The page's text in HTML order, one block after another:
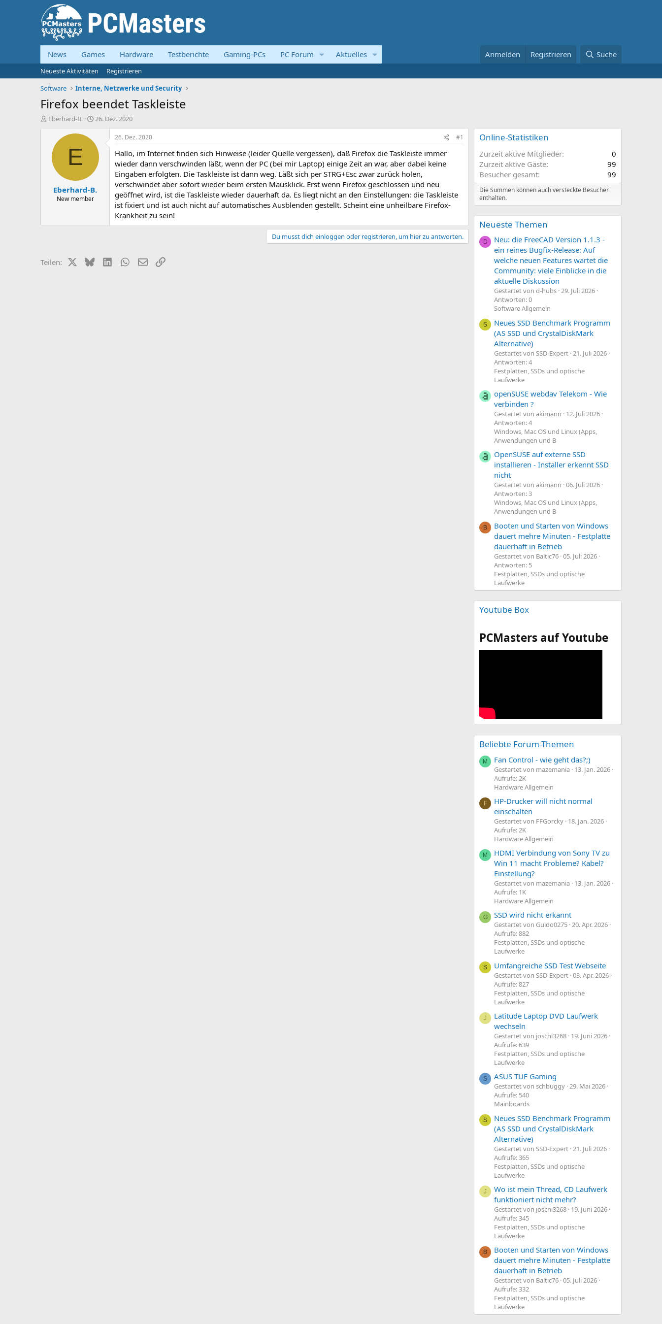
News Games Hardware Testberichte Gaming-PCs PC Forum Aktuelles Anmelden Registrieren Suche
Neueste Aktivitäten
Registrieren
Software
Interne, Netzwerke und Security
Firefox beendet Taskleiste
E
Eberhard-B.
E
t
l
a
26. Dez. 2020
E
Eberhard-B.
New member
26. Dez. 2020 #1
Hallo, im Internet finden sich Hinweise (leider Quelle vergessen), daß Firefox die Taskleiste immer
wieder dann verschwinden läßt, wenn der PC (bei mir Laptop) einige Zeit an war, aber dabei keine
Eingaben erfolgten. Die Taskleiste ist dann weg. Läßt sich per STRG+Esc zwar zurück holen,
verschwindet aber sofort wieder beim ersten Mausklick. Erst wenn Firefox geschlossen und neu
geöffnet wird, ist die Taskleiste wieder dauerhaft da. Es liegt nicht an den Einstellungen: die Taskleiste
ist fixiert und ist auch nicht auf automatisches Ausblenden gestellt. Scheint eine unheilbare Firefox-
Krankheit zu sein!
Du musst dich einloggen oder registrieren, um hier zu antworten.
Teilen: X (Twitter)
BlueskyLinkedInWhatsApp
E-MailLink
Online-Statistiken
Zurzeit aktive Mitglieder
0
Zurzeit aktive Gäste
99
Besucher gesamt
99
Die Summen können auch versteckte Besucher
enthalten.
Neueste Themen
D
Neu: die FreeCAD Version 1.1.3 -
ein reines Bugfix-Release: Auf
welche neuen Features wartet die
Community: viele Einblicke in die
aktuelle Diskussion
Gestartet von d-hubs 29. Juli 2026
Antworten: 0
Software Allgemein
S
Neues SSD Benchmark Programm
(AS SSD und CrystalDiskMark
Alternative)
Gestartet von SSD-Expert 21. Juli 2026
Antworten: 4
Festplatten, SSDs und optische
Laufwerke
openSUSE webdav Telekom - Wie
verbinden ?
Gestartet von akimann
12. Juli 2026
Antworten: 4
Windows, Mac OS und Linux (Apps,
Anwendungen und B
OpenSUSE auf externe SSD
installieren - Installer erkennt SSD
nicht
Gestartet von akimann 06. Juli 2026
Antworten: 3
Windows, Mac OS und Linux (Apps,
Anwendungen und B
B
Booten und Starten von Windows
dauert mehre Minuten - Festplatte
dauerhaft in Betrieb
Gestartet von Baltic76 05. Juli 2026
Antworten: 5
Festplatten, SSDs und optische
Laufwerke
Youtube Box
PCMasters auf Youtube
Beliebte Forum-Themen
M Fan Control - wie geht das?;)
Gestartet von mazemania 13. Jan. 2026
Aufrufe: 2K
Hardware Allgemein
F
HP-Drucker will nicht normal
einschalten
Gestartet von FFGorcky 18. Jan. 2026
Aufrufe: 2K
Hardware Allgemein
M
HDMI Verbindung von Sony TV zu
Win 11 macht Probleme? Kabel?
Einstellung?
Gestartet von mazemania 13. Jan. 2026
Aufrufe: 1K
Hardware Allgemein
G SSD wird nicht erkannt
Gestartet von Guido0275 20. Apr. 2026
Aufrufe: 882
Festplatten, SSDs und optische
Laufwerke
S Umfangreiche SSD Test Webseite
Gestartet von SSD-Expert 03. Apr. 2026
Aufrufe: 827
Festplatten, SSDs und optische
Laufwerke
J
Latitude Laptop DVD Laufwerk
wechseln
Gestartet von joschi3268 19. Juni 2026
Aufrufe: 639
Festplatten, SSDs und optische
Laufwerke
S ASUS TUF Gaming
Gestartet von schbuggy 29. Mai 2026
Aufrufe: 540
Mainboards
S
Neues SSD Benchmark Programm
(AS SSD und CrystalDiskMark
Alternative)
Gestartet von SSD-Expert 21. Juli 2026
Aufrufe: 365
Festplatten, SSDs und optische
Laufwerke
J
Wo ist mein Thread, CD Laufwerk
funktioniert nicht mehr?
Gestartet von joschi3268 19. Juni 2026
Aufrufe: 345
Festplatten, SSDs und optische
Laufwerke
B
Booten und Starten von Windows
dauert mehre Minuten - Festplatte
dauerhaft in Betrieb
Gestartet von Baltic76 05. Juli 2026
Aufrufe: 332
Festplatten, SSDs und optische
Laufwerke